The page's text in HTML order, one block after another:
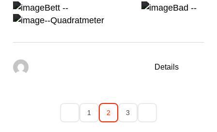
Bett --
Bad --
--Quadratmeter
Details
1 2 3